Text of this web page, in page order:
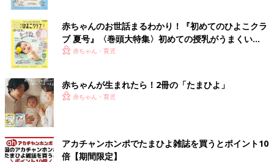
赤ちゃんのお世話まるわかり！『初めてのひよこクラ
ブ 夏号』〈巻頭大特集〉初めての授乳がうまくい
く！ おっぱい・ミルクの基本と夏のトラブル 解決テ
赤ちゃん・育児
赤ちゃんが生まれたら！2冊の「たまひよ」
赤ちゃん・育児
アカチャンホンポでたまひよ雑誌を買うとポイント10
倍【期間限定】